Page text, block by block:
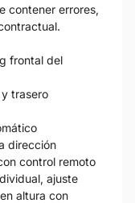
contener errores,
frontal del
trasero
dirección
control remoto
ajuste
altura con